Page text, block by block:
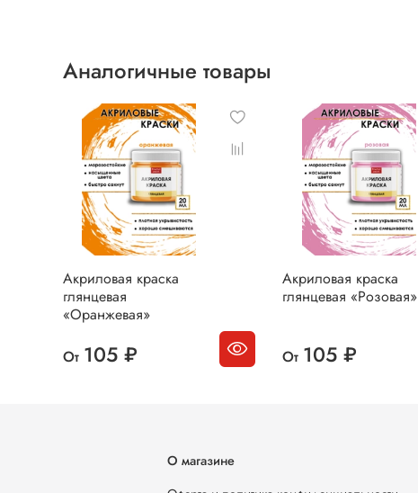
Аналогичные товары
Акриловая краска
глянцевая
«Оранжевая»
От 105 ₽
Акриловая краска
глянцевая «Розовая»
От 105 ₽
О магазине